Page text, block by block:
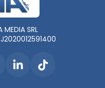
SRL